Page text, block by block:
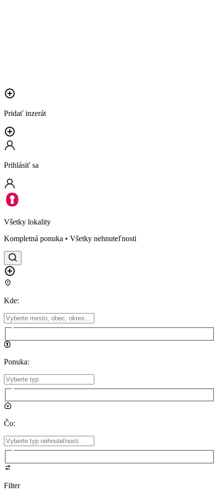
Pridať inzerát
Prihlásiť sa
Všetky lokality
Kompletná ponuka • Všetky nehnuteľnosti
Kde:
Ponuka:
Čo:
Filter